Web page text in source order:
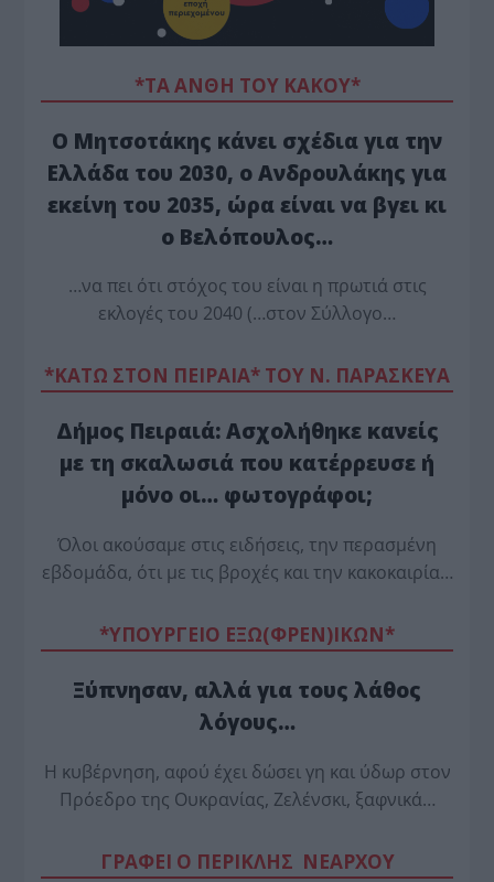
*ΤΑ ΆΝΘΗ ΤΟΥ ΚΑΚΟΎ*
Ο Μητσοτάκης κάνει σχέδια για την
Ελλάδα του 2030, ο Ανδρουλάκης για
εκείνη του 2035, ώρα είναι να βγει κι
ο Βελόπουλος…
…να πει ότι στόχος του είναι η πρωτιά στις
εκλογές του 2040 (…στον Σύλλογο…
*ΚΑΤΩ ΣΤΟΝ ΠΕΙΡΑΙΑ* ΤΟΥ Ν. ΠΑΡΑΣΚΕΥΑ
Δήμος Πειραιά: Ασχολήθηκε κανείς
με τη σκαλωσιά που κατέρρευσε ή
μόνο οι… φωτογράφοι;
Όλοι ακούσαμε στις ειδήσεις, την περασμένη
εβδομάδα, ότι με τις βροχές και την κακοκαιρία…
*ΥΠΟΥΡΓΕΙΟ ΕΞΩ(ΦΡΕΝ)ΙΚΩΝ*
Ξύπνησαν, αλλά για τους λάθος
λόγους…
Η κυβέρνηση, αφού έχει δώσει γη και ύδωρ στον
Πρόεδρο της Ουκρανίας, Ζελένσκι, ξαφνικά…
ΓΡΑΦΕΙ Ο ΠΕΡΙΚΛΗΣ ΝΕΑΡΧΟΥ